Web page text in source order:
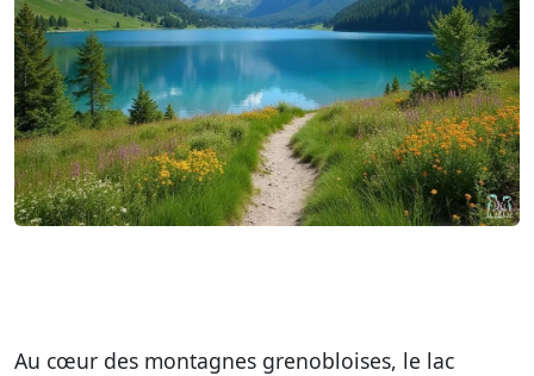
Au cœur des montagnes grenobloises, le lac